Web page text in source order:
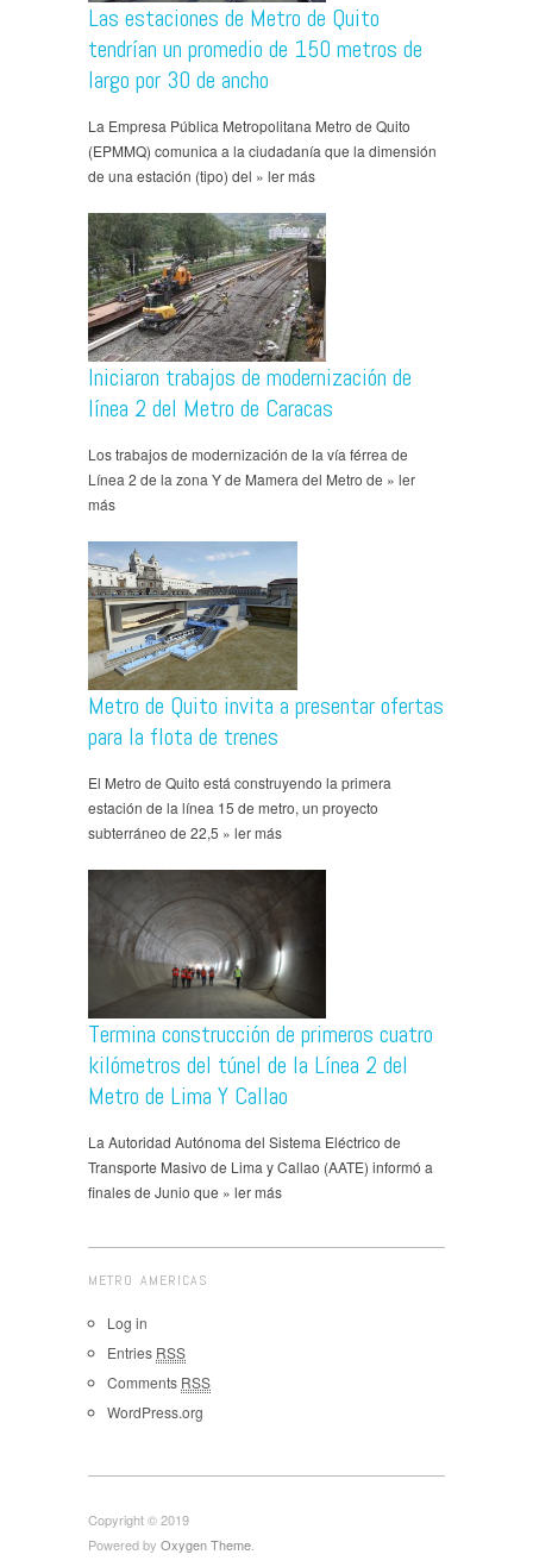
Las estaciones de Metro de Quito
tendrían un promedio de 150 metros de
largo por 30 de ancho
La Empresa Pública Metropolitana Metro de Quito
(EPMMQ) comunica a la ciudadanía que la dimensión
de una estación (tipo) del » ler más
​​Iniciaron trabajos de modernización de
línea 2 del Metro de Caracas
Los trabajos de modernización de la vía férrea de
Línea 2 de la zona Y de Mamera del Metro de » ler
más
Metro de Quito invita a presentar ofertas
para la flota de trenes
El Metro de Quito está construyendo la primera
estación de la línea 15 de metro, un proyecto
subterráneo de 22,5 » ler más
Termina construcción de primeros cuatro
kilómetros del túnel de la Línea 2 del
Metro de Lima Y Callao
La Autoridad Autónoma del Sistema Eléctrico de
Transporte Masivo de Lima y Callao (AATE) informó a
finales de Junio que » ler más
METRO AMERICAS
Log in
Entries RSS
Comments RSS
WordPress.org
Copyright © 2019
Powered by Oxygen Theme